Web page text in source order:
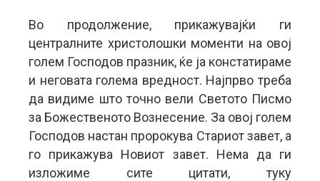
Во продолжение, прикажувајќи ги
централните христолошки моменти на овој
голем Господов празник, ќе ја констатираме
и неговата голема вредност. Најпрво треба
да видиме што точно вели Светото Писмо
за Божественото Вознесение. За овој голем
Господов настан пророкува Стариот завет, а
го прикажува Новиот завет. Нема да ги
изложиме сите цитати, туку